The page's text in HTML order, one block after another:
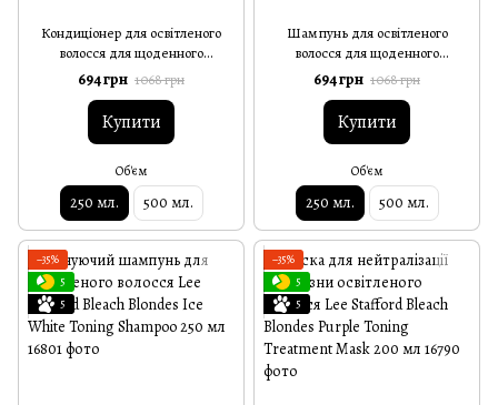
Кондиціонер для освітленого
волосся для щоденного
застосування Lee Stafford Bleach
Blondes Everyday Care 250 мл
694 грн 1 068 грн
Купити
Об'єм
250 мл. 500 мл.
Шампунь для освітленого
волосся для щоденного
застосування Lee Stafford Bleach
Blondes Everyday Care Shampoo
250 мл
694 грн 1 068 грн
Купити
Об'єм
250 мл. 500 мл.
−35%
5
5
−35%
5
5